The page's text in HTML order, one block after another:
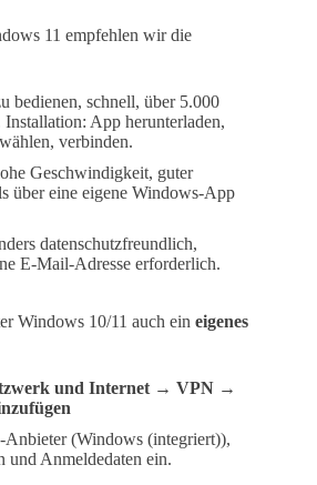
11 empfehlen wir die
bedienen, schnell, über 5.000
App herunterladen,
verbinden.
Geschwindigkeit, guter
über eine eigene Windows-App
datenschutzfreundlich,
E-Mail-Adresse erforderlich.
Windows 10/11 auch ein eigenes
und Internet → VPN →
(Windows (integriert)),
und Anmeldedaten ein.